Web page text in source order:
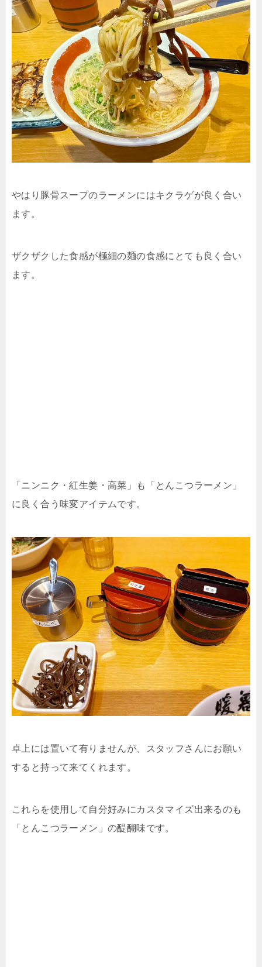
やはり豚骨スープのラーメンにはキクラゲが良く合い
ます。
ザクザクした食感が極細の麺の食感にとても良く合い
ます。
「ニンニク・紅生姜・高菜」も「とんこつラーメン」
に良く合う味変アイテムです。
卓上には置いて有りませんが、スタッフさんにお願い
すると持って来てくれます。
これらを使用して自分好みにカスタマイズ出来るのも
「とんこつラーメン」の醍醐味です。